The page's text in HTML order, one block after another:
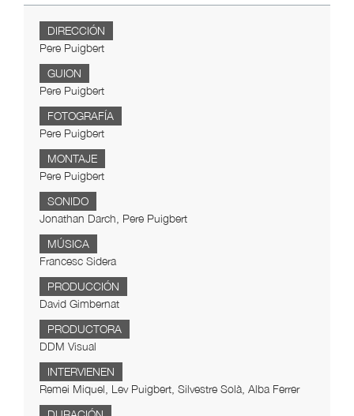
DIRECCIÓN
Pere Puigbert
GUION
Pere Puigbert
FOTOGRAFÍA
Pere Puigbert
MONTAJE
Pere Puigbert
SONIDO
Jonathan Darch, Pere Puigbert
MÚSICA
Francesc Sidera
PRODUCCIÓN
David Gimbernat
PRODUCTORA
DDM Visual
INTERVIENEN
Remei Miquel, Lev Puigbert, Silvestre Solà, Alba Ferrer